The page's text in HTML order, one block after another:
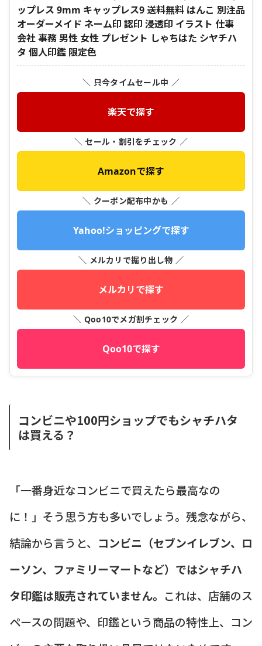
ップレス 9mm キャップレス9 送料無料 はんこ 別注品
オーダーメイド ネーム印 認印 浸透印 イラスト 仕事
会社 事務 男性 女性 プレゼント しゃちはた シヤチハ
タ 個人印鑑 限定色
＼ 只今タイムセール中 ／
楽天で探す
＼ セール・割引をチェック ／
Amazonで探す
＼ クーポン配布中かも ／
Yahoo!ショッピングで探す
＼ メルカリで掘り出し物 ／
メルカリで探す
＼ Qoo10でメガ割チェック ／
Qoo10で探す
コンビニや100円ショップでもシャチハタ
は買える？
「一番身近なコンビニで買えたら最高なの
に！」そう思う方も多いでしょう。残念ながら、
結論から言うと、 コンビニ（セブンイレブン、ロ
ーソン、ファミリーマートなど）ではシャチハ
タ印鑑は販売されていません。 これは、店舗のス
ペースの問題や、印鑑という商品の特性上、コン